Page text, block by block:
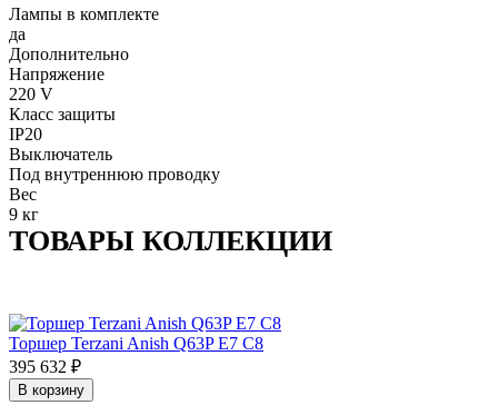
Лампы в комплекте
да
Дополнительно
Напряжение
220 V
Класс защиты
IP20
Выключатель
Под внутреннюю проводку
Вес
9 кг
ТОВАРЫ КОЛЛЕКЦИИ
Торшер Terzani Anish Q63P E7 C8
395 632 ₽
В корзину